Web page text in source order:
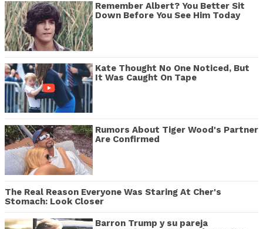
Remember Albert? You Better Sit
Down Before You See Him Today
Kate Thought No One Noticed, But
It Was Caught On Tape
Rumors About Tiger Wood's Partner
Are Confirmed
The Real Reason Everyone Was Staring At Cher's
Stomach: Look Closer
Barron Trump y su pareja